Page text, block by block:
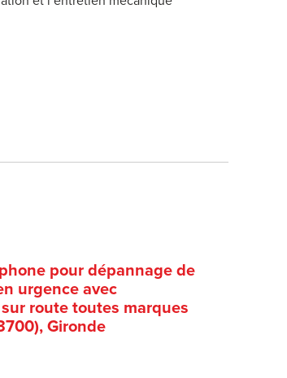
pour dépannage de
urgence avec
route toutes marques
Gironde